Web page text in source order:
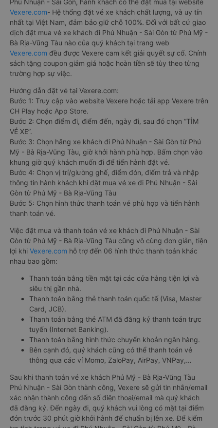
Mỹ - Bà Rịa-Vũng Tàu nhanh và uy tín nhất
Việc có rất nhiều nhà xe Phú Mỹ - Bà Rịa-Vũng Tàu Phú Nhuận
- Sài Gòn giúp cho du khách có đa dạng sự lựa chọn. Đây
cũng có thể là một điều bất lợi làm cho hàng khách không biết
nên chọn nhà xe nào là phù hợp với mình. Bên cạnh đó, việc
đảm bảo giữ chỗ, có được chỗ ngồi yêu thích sau khi đặt vé
xe đi Phú Nhuận - Sài Gòn từ Phú Mỹ - Bà Rịa-Vũng Tàu giữa
đảm bảo 100%.
Cho nên để dễ dàng so sánh giá, xem đánh giá chất lượng
các nhà xe đi, được đảm bảo quyền lợi cao nhất, được hưởng
nhiều ưu đãi giảm giá vé xe khách Phú Mỹ - Bà Rịa-Vũng Tàu
Phú Nhuận - Sài Gòn, hành khách có thể đặt mua tại website
Vexere.com- Hệ thống đặt vé xe khách chất lượng, và uy tín
nhất tại Việt Nam, đảm bảo giữ chỗ 100%. Đối với bất cứ giao
dịch đặt mua vé xe khách đi Phú Nhuận - Sài Gòn từ Phú Mỹ -
Bà Rịa-Vũng Tàu nào của quý khách tại trang web
Vexere.com đều được Vexere cam kết giải quyết sự cố. Chính
sách tặng coupon giảm giá hoặc hoàn tiền sẽ tùy theo từng
trường hợp sự việc.
Hướng dẫn đặt vé tại Vexere.com:
Bước 1: Truy cập vào website Vexere hoặc tải app Vexere trên
CH Play hoặc App Store.
Bước 2: Chọn điểm đi, điểm đến, ngày đi, sau đó chọn “TÌM
Bước 3: Chọn hãng xe khách đi Phú Nhuận - Sài Gòn từ Phú
Mỹ - Bà Rịa-Vũng Tàu, giờ khởi hành phù hợp. Bấm chọn vào
khung giờ quý khách muốn đi để tiến hành đặt vé.
Bước 4: Chọn vị trí/giường ghế, điểm đón, điểm trả và nhập
thông tin hành khách khi đặt mua vé xe đi Phú Nhuận - Sài
Gòn từ Phú Mỹ - Bà Rịa-Vũng Tàu
Bước 5: Chọn hình thức thanh toán vé phù hợp và tiến hành
thanh toán vé.
Gòn từ Phú Mỹ - Bà Rịa-Vũng Tàu cũng vô cùng đơn giản, tiện
lợi khiVexere.comhỗ trợ đến 06 hình thức thanh toán khác
nhau bao gồm:
Thanh toán bằng tiền mặt tại các cửa hàng tiện lợi và